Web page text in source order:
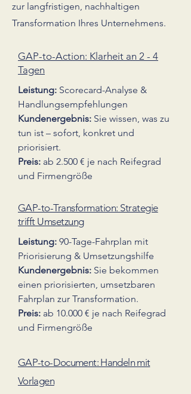
zur langfristigen, nachhaltigen
Transformation Ihres Unternehmens.
GAP-to-Action: Klarheit an 2 - 4
Tagen
Leistung: Scorecard-Analyse &
Handlungsempfehlungen
Kundenergebnis: Sie wissen, was zu
tun ist – sofort, konkret und
priorisiert.
Preis: ab 2.500 € je nach Reifegrad
und Firmengröße
GAP-to-Transformation: Strategie
trifft Umsetzung
Leistung: 90-Tage-Fahrplan mit
Priorisierung & Umsetzungshilfe
Kundenergebnis: Sie bekommen
einen priorisierten, umsetzbaren
Fahrplan zur Transformation.
Preis: ab 10.000 € je nach Reifegrad
und Firmengröße
GAP-to-Document: Handeln mit
Vorlagen